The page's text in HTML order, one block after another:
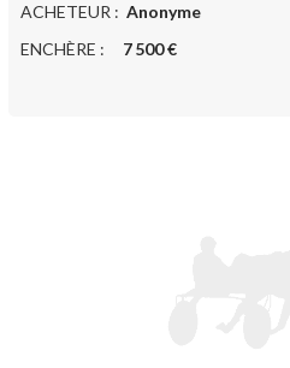
ACHETEUR : Anonyme
ENCHÈRE : 7 500 €